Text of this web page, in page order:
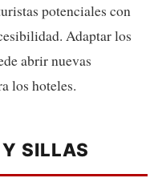
potenciales con
Adaptar los
abrir nuevas
los hoteles.
SILLAS